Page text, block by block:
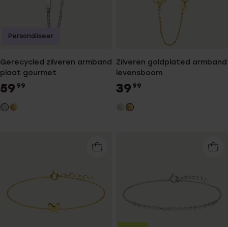
Gerecycled zilveren armband
plaat gourmet
59 99
Personaliseer
Zilveren goldplated armband
levensboom
39 99